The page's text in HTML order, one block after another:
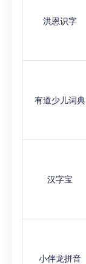
洪恩识字
有道少儿词典
汉字宝
小伴龙拼音